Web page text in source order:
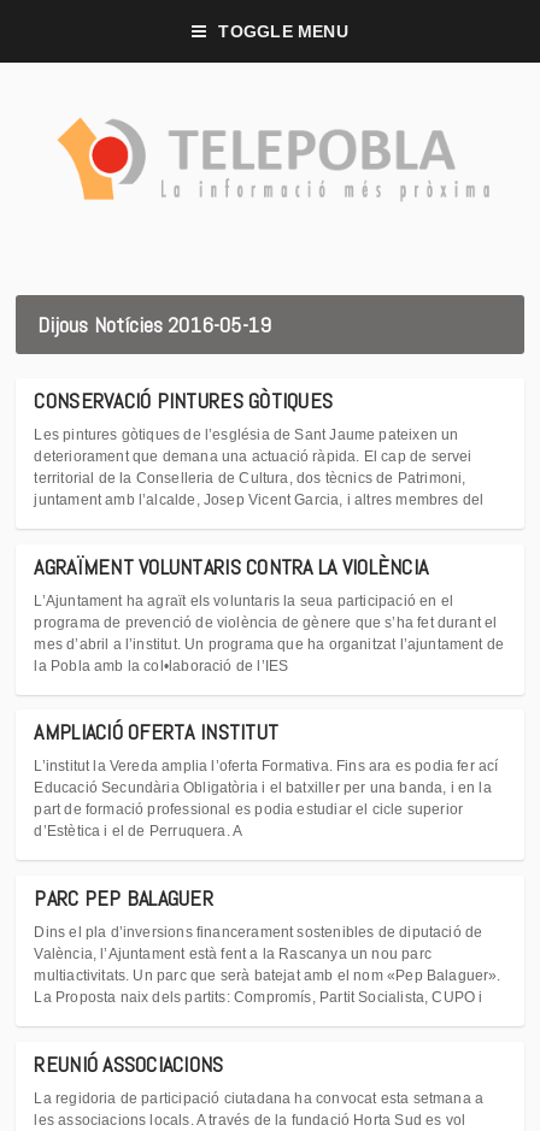
TOGGLE MENU
Dijous Notícies 2016-05-19
CONSERVACIÓ PINTURES GÒTIQUES
Les pintures gòtiques de l’església de Sant Jaume pateixen un
deteriorament que demana una actuació ràpida. El cap de servei
territorial de la Conselleria de Cultura, dos tècnics de Patrimoni,
juntament amb l’alcalde, Josep Vicent Garcia, i altres membres del
AGRAÏMENT VOLUNTARIS CONTRA LA VIOLÈNCIA
L’Ajuntament ha agraït els voluntaris la seua participació en el
programa de prevenció de violència de gènere que s’ha fet durant el
mes d’abril a l’institut. Un programa que ha organitzat l’ajuntament de
la Pobla amb la col•laboració de l’IES
AMPLIACIÓ OFERTA INSTITUT
L’institut la Vereda amplia l’oferta Formativa. Fins ara es podia fer ací
Educació Secundària Obligatòria i el batxiller per una banda, i en la
part de formació professional es podia estudiar el cicle superior
d’Estètica i el de Perruquera. A
PARC PEP BALAGUER
Dins el pla d’inversions financerament sostenibles de diputació de
València, l’Ajuntament està fent a la Rascanya un nou parc
multiactivitats. Un parc que serà batejat amb el nom «Pep Balaguer».
La Proposta naix dels partits: Compromís, Partit Socialista, CUPO i
REUNIÓ ASSOCIACIONS
La regidoria de participació ciutadana ha convocat esta setmana a
les associacions locals. A través de la fundació Horta Sud es vol